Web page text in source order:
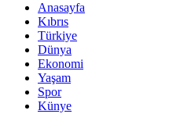
Anasayfa
Kıbrıs
Türkiye
Dünya
Ekonomi
Yaşam
Spor
Künye